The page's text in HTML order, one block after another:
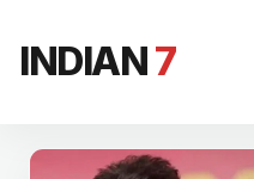
INDIAN7